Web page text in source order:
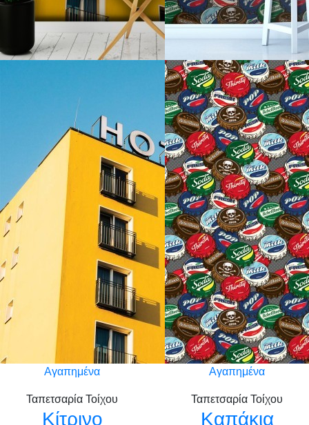
Αγαπημένα
Ταπετσαρία Τοίχου
Κίτρινο
Αγαπημένα
Ταπετσαρία Τοίχου
Καπάκια